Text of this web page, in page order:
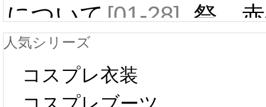
について[01-28]
中国旧正月の影
響で2024年2月5
祭 赤
人気シリーズ
コスプレ衣装